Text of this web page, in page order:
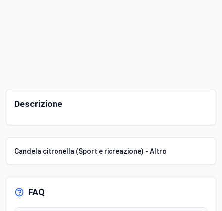
Descrizione
Candela citronella (Sport e ricreazione) - Altro
FAQ